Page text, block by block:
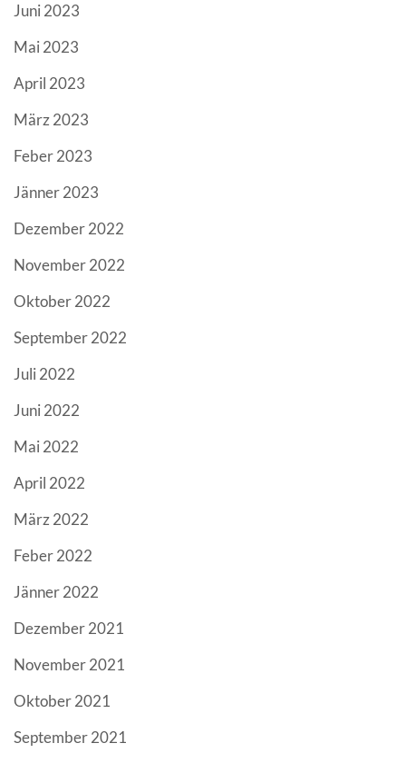
Juni 2023
Mai 2023
April 2023
März 2023
Feber 2023
Jänner 2023
Dezember 2022
November 2022
Oktober 2022
September 2022
Juli 2022
Juni 2022
Mai 2022
April 2022
März 2022
Feber 2022
Jänner 2022
Dezember 2021
November 2021
Oktober 2021
September 2021